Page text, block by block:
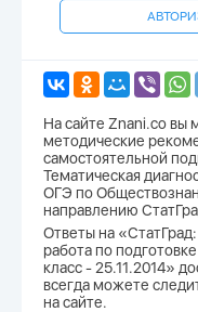
На сайте Znani.co вы
методические
самостоятельной
Тематическая
ОГЭ по
направлению
Ответы на
работа по
класс - 25.11.2014»
всегда можете
на сайте.